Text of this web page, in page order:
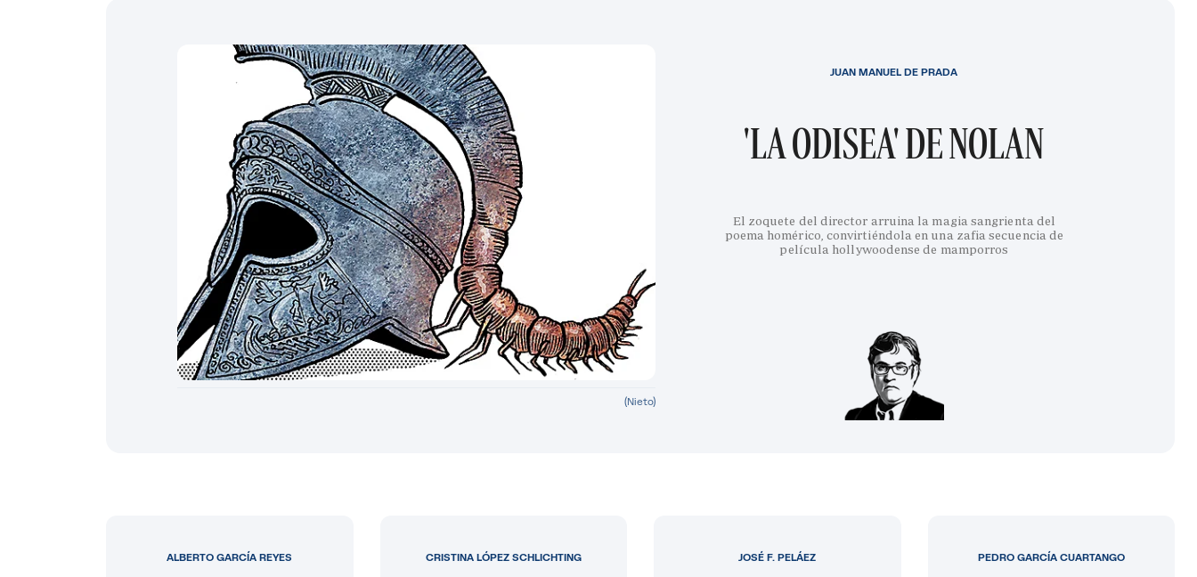
(Nieto)
'LA ODISEA' DE NOLAN
El zoquete del director arruina la magia sangrienta del
poema homérico, convirtiéndola en una zafia secuencia de
película hollywoodense de mamporros
JUAN MANUEL DE PRADA
ALBERTO GARCÍA REYES CRISTINA LÓPEZ SCHLICHTING JOSÉ F. PELÁEZ PEDRO GARCÍA CUARTANGO